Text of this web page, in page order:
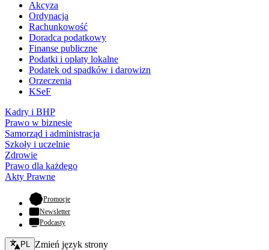
Akcyza
Ordynacja
Rachunkowość
Doradca podatkowy
Finanse publiczne
Podatki i opłaty lokalne
Podatek od spadków i darowizn
Orzeczenia
KSeF
Kadry i BHP
Prawo w biznesie
Samorząd i administracja
Szkoły i uczelnie
Zdrowie
Prawo dla każdego
Akty Prawne
Promocje- otwiera się w nowej karcie
Newsletter
Podcasty
Zmień język - bieżący:
PL Zmień język strony